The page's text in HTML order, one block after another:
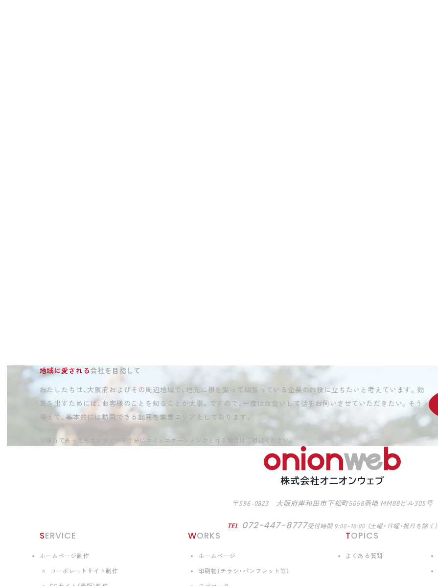
地域に愛される 会社を目指して
わたしたちは、大阪府およびその周辺地域で、地元に根を張って頑張っている企業のお役に立ちたいと考えています。効
果を出すためには、お客様のことを知ることが大事。ですので、一度はお会いして話をお伺いさせていただきたい。そう
考えて、基本的には訪問できる範囲を営業エリアとしております。
※遠方であってもオンラインで十分にコミュニケーションがとれる場合はご相談ください。
〒596-0823 大阪府岸和田市下松町5058番地 MM88ビル305号
TEL 072-447-8777受付時間 9:00~18:00 （土曜・日曜・祝日を除く）
SERVICE
ホームページ制作
コーポレートサイト制作
WORKS
ホームページ
印刷物（チラシ・パンフレット等）
TOPICS
よくある質問